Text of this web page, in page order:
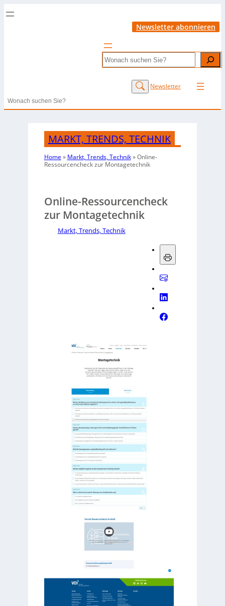
Newsletter abonnieren
Search
Newsletter
Search
MARKT, TRENDS, TECHNIK
Home » Markt, Trends, Technik»Online-
Ressourcencheck zur Montagetechnik
Online-Ressourcencheck
zur Montagetechnik
Markt, Trends, Technik